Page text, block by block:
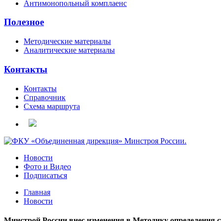
Антимонопольный комплаенс
Полезное
Методические материалы
Аналитические материалы
Контакты
Контакты
Справочник
Схема маршрута
Новости
Фото и Видео
Подписаться
Главная
Новости